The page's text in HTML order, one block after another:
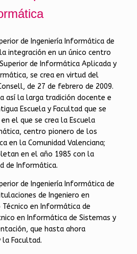
de Ingeniería Informática de
integración en un único centro
de Informática Aplicada y
se crea en virtud del
de 27 de febrero de 2009.
así la larga tradición docente e
Escuela y Facultad que se
el que se crea la Escuela
centro pionero de los
en la Comunidad Valenciana;
en el año 1985 con la
de Informática.
de Ingeniería Informática de
de Ingeniero en
en Informática de
en Informática de Sistemas y
que hasta ahora
Facultad.